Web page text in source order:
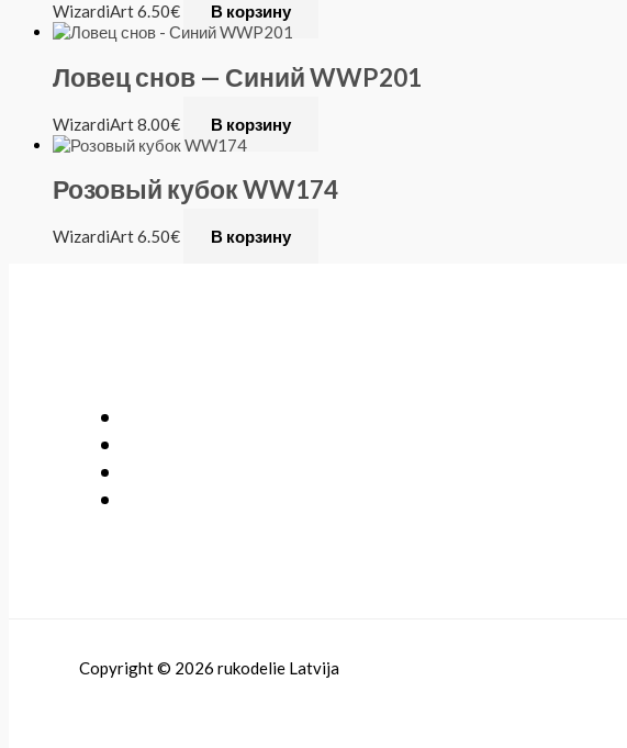
WizardiArt6.50€ В корзину
Ловец снов — Синий WWP201
WizardiArt8.00€ В корзину
Розовый кубок WW174
WizardiArt6.50€ В корзину
Copyright © 2026 rukodelie Latvija